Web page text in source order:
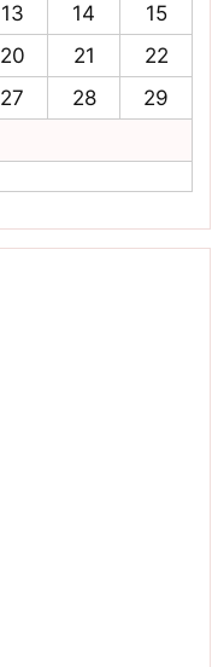
13 14
15
20 21
22
27 28
29